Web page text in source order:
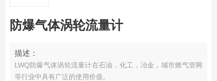
防爆气体涡轮流量计
描述：
LWQ防爆气体涡轮流量计在石油，化工，冶金，城市燃气管网
等行业中具有广泛的使用价值。